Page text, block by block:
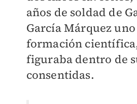
años de soldad de
García Márquez
formación
figuraba dentro de
consentidas.